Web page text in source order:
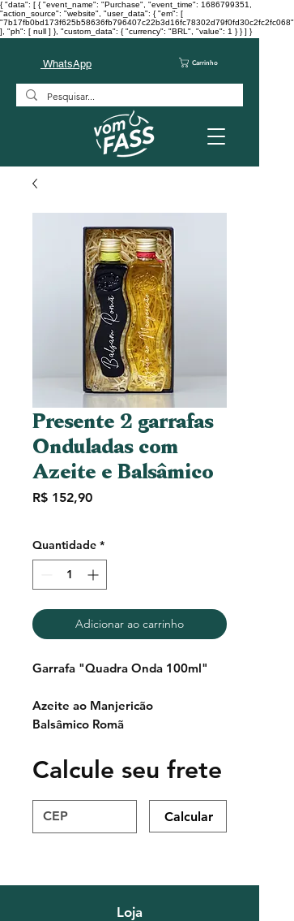
{ "data": [ { "event_name": "Purchase", "event_time": 1686799351,
"action_source": "website", "user_data": { "em": [
"7b17fb0bd173f625b58636fb796407c22b3d16fc78302d79f0fd30c2fc2fc068"
], "ph": [ null ] }, "custom_data": { "currency": "BRL", "value": 1 } } ] }
WhatsApp Carrinho
Presente 2 garrafas
Onduladas com
Azeite e Balsâmico
R$ 152,90Preço
Quantidade *
Adicionar ao carrinho
Garrafa "Quadra Onda 100ml"
Azeite ao Manjericão
Balsâmico Romã
Calcule seu frete
Calcular
Loja